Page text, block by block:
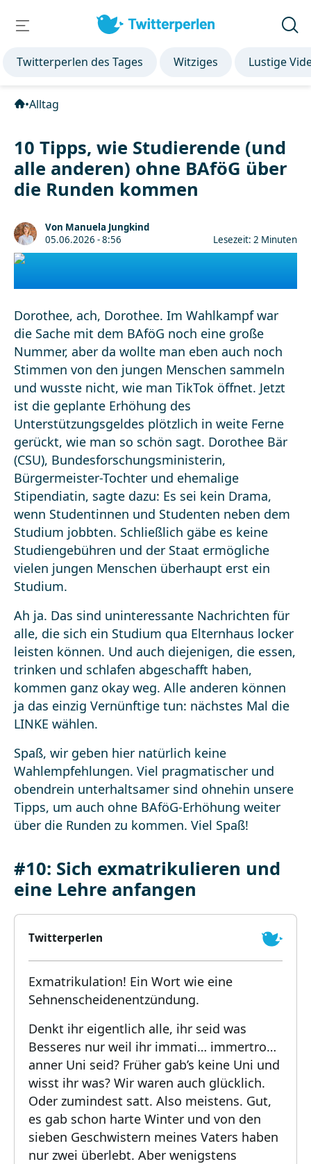
Twitterperlen des Tages Witziges Lustige
•Alltag
10 Tipps, wie Studierende (und
alle anderen) ohne BAföG über
die Runden kommen
Von Manuela Jungkind
05.06.2026 - 8:56
Lesezeit: 2 Minuten
Dorothee, ach, Dorothee. Im Wahlkampf war
die Sache mit dem BAföG noch eine große
Nummer, aber da wollte man eben auch noch
Stimmen von den jungen Menschen sammeln
und wusste nicht, wie man TikTok öffnet. Jetzt
ist die geplante Erhöhung des
Unterstützungsgeldes plötzlich in weite Ferne
gerückt, wie man so schön sagt. Dorothee Bär
(CSU), Bundesforschungsministerin,
Bürgermeister-Tochter und ehemalige
Stipendiatin, sagte dazu: Es sei kein Drama,
wenn Studentinnen und Studenten neben dem
Studium jobbten. Schließlich gäbe es keine
Studiengebühren und der Staat ermögliche
vielen jungen Menschen überhaupt erst ein
Studium.
Ah ja. Das sind uninteressante Nachrichten für
alle, die sich ein Studium qua Elternhaus locker
leisten können. Und auch diejenigen, die essen,
trinken und schlafen abgeschafft haben,
kommen ganz okay weg. Alle anderen können
ja das einzig Vernünftige tun: nächstes Mal die
LINKE wählen.
Spaß, wir geben hier natürlich keine
Wahlempfehlungen. Viel pragmatischer und
obendrein unterhaltsamer sind ohnehin unsere
Tipps, um auch ohne BAföG-Erhöhung weiter
über die Runden zu kommen. Viel Spaß!
#10: Sich exmatrikulieren und
eine Lehre anfangen
Twitterperlen
Exmatrikulation! Ein Wort wie eine
Sehnenscheidenentzündung.
Denkt ihr eigentlich alle, ihr seid was
Besseres nur weil ihr immati… immertro…
anner Uni seid? Früher gab’s keine Uni und
wisst ihr was? Wir waren auch glücklich.
Oder zumindest satt. Also meistens. Gut,
es gab schon harte Winter und von den
sieben Geschwistern meines Vaters haben
nur zwei überlebt. Aber wenigstens